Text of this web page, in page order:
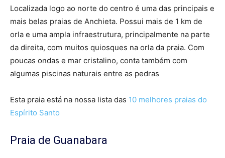
Localizada logo ao norte do centro é uma das principais e
mais belas praias de Anchieta. Possui mais de 1 km de
orla e uma ampla infraestrutura, principalmente na parte
da direita, com muitos quiosques na orla da praia. Com
poucas ondas e mar cristalino, conta também com
algumas piscinas naturais entre as pedras
Esta praia está na nossa lista das 10 melhores praias do
Espírito Santo
Praia de Guanabara